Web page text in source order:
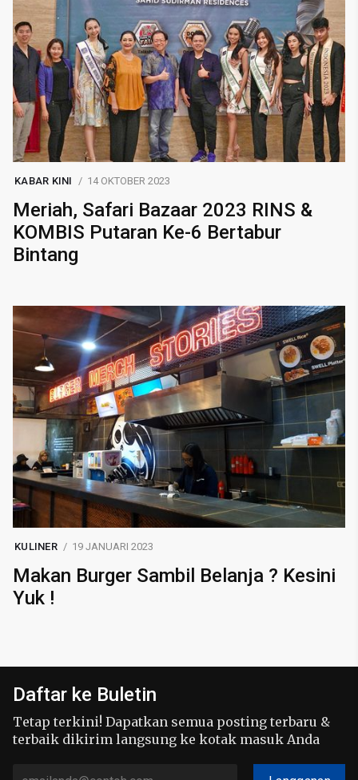
KABAR KINI 14 OKTOBER 2023
Meriah, Safari Bazaar 2023 RINS &
KOMBIS Putaran Ke-6 Bertabur
Bintang
KULINER 19 JANUARI 2023
Makan Burger Sambil Belanja ? Kesini
Yuk !
Daftar ke Buletin
Tetap terkini! Dapatkan semua posting terbaru &
terbaik dikirim langsung ke kotak masuk Anda